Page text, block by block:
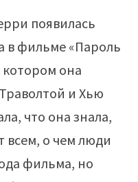
появилась
в фильме «Пароль
котором она
и Хью
что она знала,
всем, о чем люди
фильма, но